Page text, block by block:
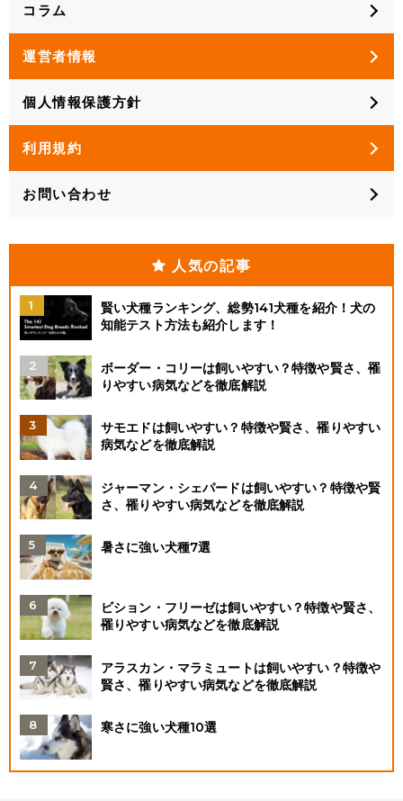
コラム
運営者情報
個人情報保護方針
利用規約
お問い合わせ
人気の記事
賢い犬種ランキング、総勢141犬種を紹介！犬の
知能テスト方法も紹介します！
ボーダー・コリーは飼いやすい？特徴や賢さ、罹
りやすい病気などを徹底解説
サモエドは飼いやすい？特徴や賢さ、罹りやすい
病気などを徹底解説
ジャーマン・シェパードは飼いやすい？特徴や賢
さ、罹りやすい病気などを徹底解説
暑さに強い犬種7選
ビション・フリーゼは飼いやすい？特徴や賢さ、
罹りやすい病気などを徹底解説
アラスカン・マラミュートは飼いやすい？特徴や
賢さ、罹りやすい病気などを徹底解説
寒さに強い犬種10選